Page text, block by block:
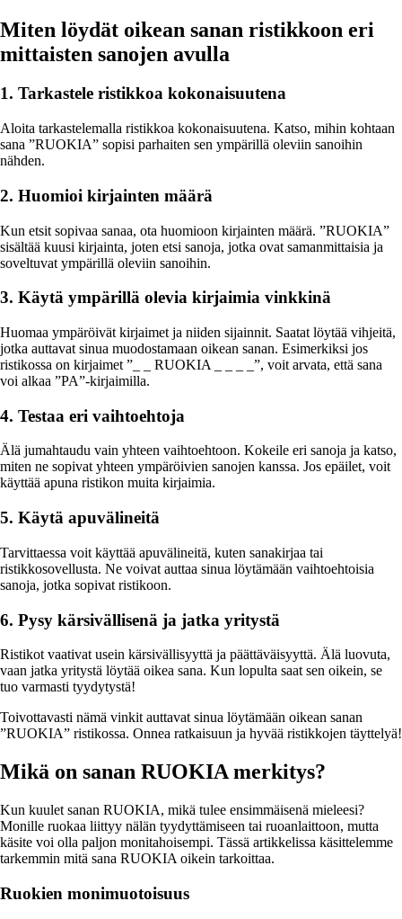
Miten löydät oikean sanan ristikkoon eri
mittaisten sanojen avulla
1. Tarkastele ristikkoa kokonaisuutena
Aloita tarkastelemalla ristikkoa kokonaisuutena. Katso, mihin kohtaan
sana ”RUOKIA” sopisi parhaiten sen ympärillä oleviin sanoihin
nähden.
2. Huomioi kirjainten määrä
Kun etsit sopivaa sanaa, ota huomioon kirjainten määrä. ”RUOKIA”
sisältää kuusi kirjainta, joten etsi sanoja, jotka ovat samanmittaisia ja
soveltuvat ympärillä oleviin sanoihin.
3. Käytä ympärillä olevia kirjaimia vinkkinä
Huomaa ympäröivät kirjaimet ja niiden sijainnit. Saatat löytää vihjeitä,
jotka auttavat sinua muodostamaan oikean sanan. Esimerkiksi jos
ristikossa on kirjaimet ”_ _ RUOKIA _ _ _ _”, voit arvata, että sana
voi alkaa ”PA”-kirjaimilla.
4. Testaa eri vaihtoehtoja
Älä jumahtaudu vain yhteen vaihtoehtoon. Kokeile eri sanoja ja katso,
miten ne sopivat yhteen ympäröivien sanojen kanssa. Jos epäilet, voit
käyttää apuna ristikon muita kirjaimia.
5. Käytä apuvälineitä
Tarvittaessa voit käyttää apuvälineitä, kuten sanakirjaa tai
ristikkosovellusta. Ne voivat auttaa sinua löytämään vaihtoehtoisia
sanoja, jotka sopivat ristikoon.
6. Pysy kärsivällisenä ja jatka yritystä
Ristikot vaativat usein kärsivällisyyttä ja päättäväisyyttä. Älä luovuta,
vaan jatka yritystä löytää oikea sana. Kun lopulta saat sen oikein, se
tuo varmasti tyydytystä!
Toivottavasti nämä vinkit auttavat sinua löytämään oikean sanan
”RUOKIA” ristikossa. Onnea ratkaisuun ja hyvää ristikkojen täyttelyä!
Mikä on sanan RUOKIA merkitys?
Kun kuulet sanan RUOKIA, mikä tulee ensimmäisenä mieleesi?
Monille ruokaa liittyy nälän tyydyttämiseen tai ruoanlaittoon, mutta
käsite voi olla paljon monitahoisempi. Tässä artikkelissa käsittelemme
tarkemmin mitä sana RUOKIA oikein tarkoittaa.
Ruokien monimuotoisuus